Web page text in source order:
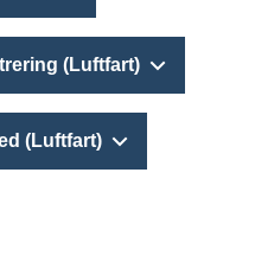
(Luftfart)
(Luftfart)